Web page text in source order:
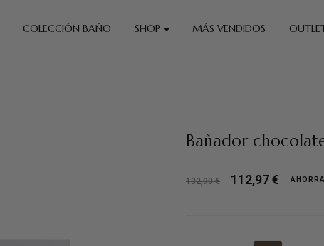
COLECCIÓN BAÑO SHOP MÁS VENDIDOS
Bañador
132,90 € 112,97 €